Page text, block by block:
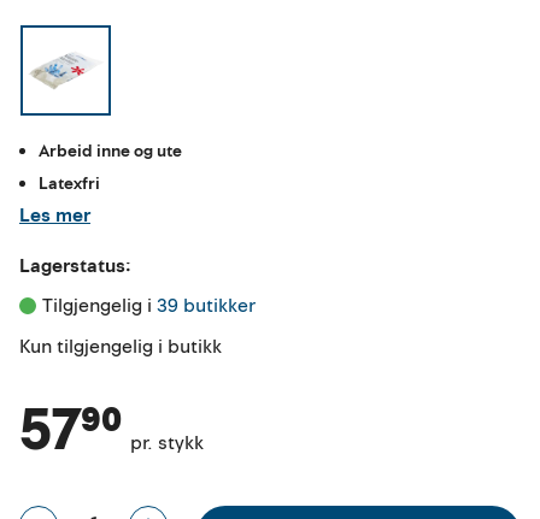
Arbeid inne og ute
Latexfri
Les mer
Lagerstatus:
Tilgjengelig i 39 butikker
Kun tilgjengelig i butikk
57⁹⁰ pr. stykk